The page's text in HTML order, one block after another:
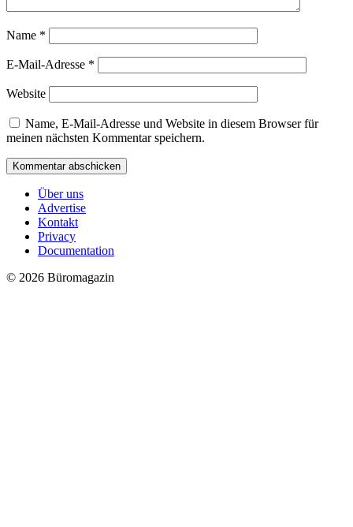
Name *
E-Mail-Adresse *
Website
Name, E-Mail-Adresse und Website in diesem Browser für
meinen nächsten Kommentar speichern.
Über uns
Advertise
Kontakt
Privacy
Documentation
© 2026 Büromagazin